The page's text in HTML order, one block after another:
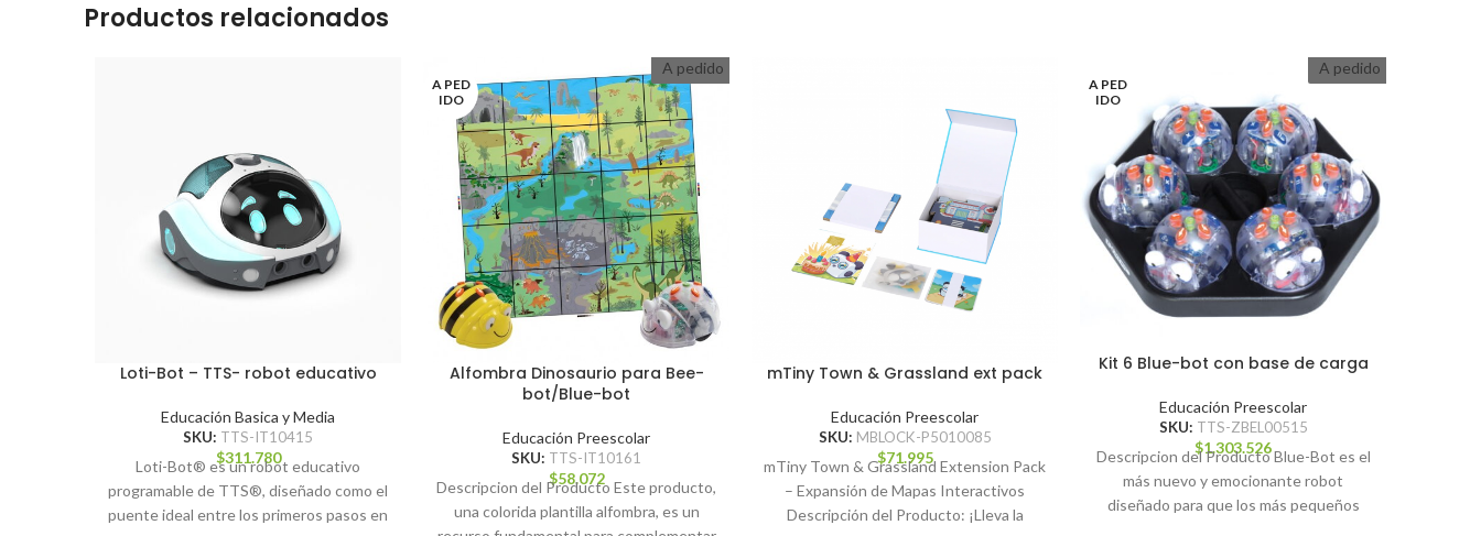
Productos relacionados
Loti-Bot – TTS- robot educativo
Educación Basica y Media
SKU: TTS-IT10415
$311.780
Loti-Bot® es un robot educativo
programable de TTS®, diseñado como el
puente ideal entre los primeros pasos en
A PED
IDO
A pedido
Alfombra Dinosaurio para Bee-
bot/Blue-bot
Educación Preescolar
SKU: TTS-IT10161
$58.072
Descripcion del Producto Este producto,
una colorida plantilla alfombra, es un
mTiny Town & Grassland ext pack
Educación Preescolar
SKU: MBLOCK-P5010085
$71.995
mTiny Town & Grassland Extension Pack
– Expansión de Mapas Interactivos
Descripción del Producto: ¡Lleva la
A PED
IDO
A pedido
Kit 6 Blue-bot con base de carga
Educación Preescolar
SKU: TTS-ZBEL00515
$1.303.526
Descripcion del Producto Blue-Bot es el
más nuevo y emocionante robot
diseñado para que los más pequeños